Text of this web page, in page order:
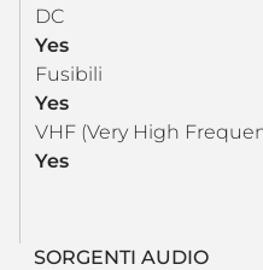
DC
Yes
Fusibili
Yes
VHF (Very High
Yes
SORGENTI AUDIO